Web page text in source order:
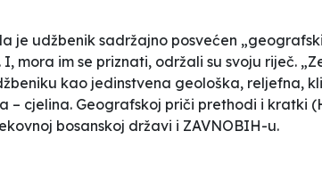
je udžbenik sadržajno posvećen
mora im se priznati, održali su svoju riječ.
kao jedinstvena geološka, reljefna,
– cjelina. Geografskoj priči prethodi i kratki
bosanskoj državi i ZAVNOBIH-u.